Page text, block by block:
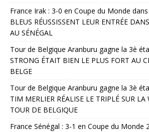
France Irak : 3-0 en Coupe du Monde dans
BLEUS RÉUSSISSENT LEUR ENTRÉE
AU SÉNÉGAL
Tour de Belgique Aranburu gagne la 3è
STRONG ÉTAIT BIEN LE PLUS FORT AU
BELGE
Tour de Belgique Aranburu gagne la 3è
TIM MERLIER RÉALISE LE TRIPLÉ SUR
TOUR DE BELGIQUE
France Sénégal : 3-1 en Coupe du Monde